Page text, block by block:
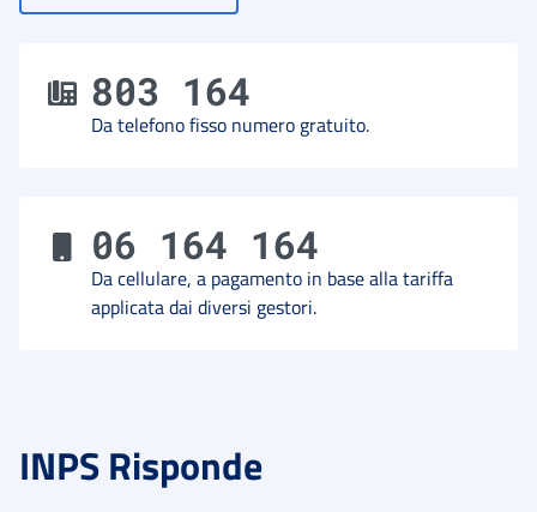
803 164
Da telefono fisso numero gratuito.
06 164 164
Da cellulare, a pagamento in base alla tariffa
applicata dai diversi gestori.
INPS Risponde